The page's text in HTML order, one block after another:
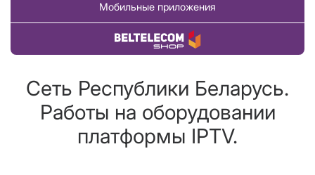
Мобильные приложения
Купить товар
Сеть Республики Беларусь.
Работы на оборудовании
платформы IPTV.